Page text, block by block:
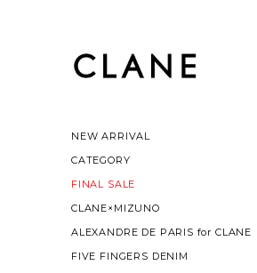
NEW ARRIVAL
CATEGORY
FINAL SALE
CLANE×MIZUNO
ALEXANDRE DE PARIS for CLANE
FIVE FINGERS DENIM